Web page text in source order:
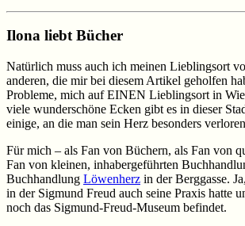
Ilona liebt Bücher
Natürlich muss auch ich meinen Lieblingsort
anderen, die mir bei diesem Artikel geholfen
Probleme, mich auf EINEN Lieblingsort in
viele wunderschöne Ecken gibt es in dieser
einige, an die man sein Herz besonders
Für mich – als Fan von Büchern, als Fan von
Fan von kleinen, inhabergeführten
Buchhandlung Löwenherz in der Berggasse.
in der Sigmund Freud auch seine Praxis hatte
noch das Sigmund-Freud-Museum befindet.